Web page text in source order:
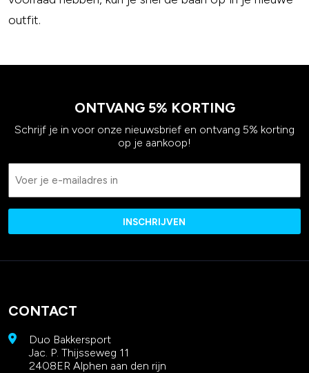
outfit.
ONTVANG 5% KORTING
Schrijf je in voor onze nieuwsbrief en ontvang 5% korting
op je aankoop!
CONTACT
Duo Bakkersport
Jac. P. Thijsseweg 11
2408ER Alphen aan den rijn